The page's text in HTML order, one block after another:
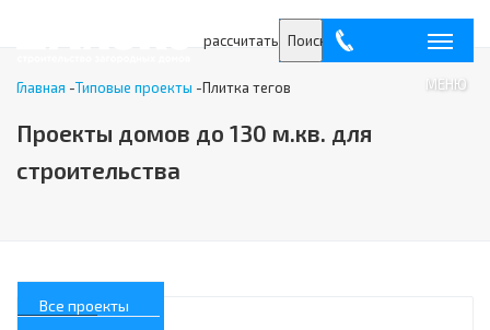
рассчитать
МЕНЮ
Поиск
Главная -Типовые проекты -Плитка тегов
Проекты домов до 130 м.кв. для
строительства
Все проекты